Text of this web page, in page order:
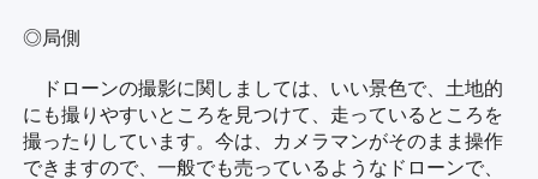
◎局側
ドローンの撮影に関しましては、いい景色で、土地的
にも撮りやすいところを見つけて、走っているところを
撮ったりしています。今は、カメラマンがそのまま操作
できますので、一般でも売っているようなドローンで、